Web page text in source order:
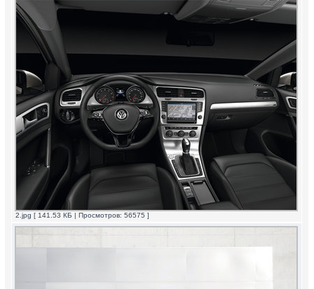
2.jpg [ 141.53 КБ | Просмотров: 56575 ]